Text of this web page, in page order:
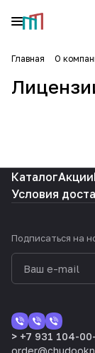
Главная О
КаталогАкции
Условия
Подписаться на
> +7 931 104-